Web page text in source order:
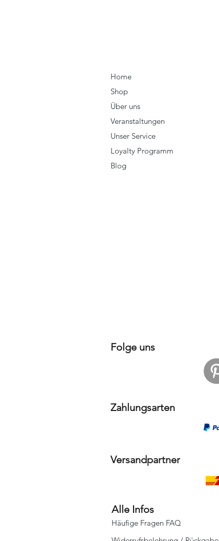
Home
Shop
Über uns
Veranstaltungen
Unser Service
Loyalty Programm
Blog
Folge uns
Zahlungsarten
Versandpartner
Alle Infos
Häufige Fragen FAQ